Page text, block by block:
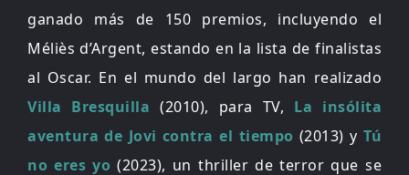
ganado más de 150 premios, incluyendo el
Méliès d’Argent, estando en la lista de finalistas
al Oscar. En el mundo del largo han realizado
Villa Bresquilla (2010), para TV, La insólita
aventura de Jovi contra el tiempo (2013) y Tú
no eres yo (2023), un thriller de terror que se